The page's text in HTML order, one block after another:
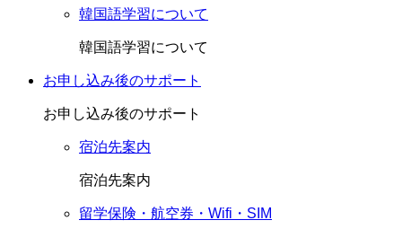
韓国語学習について
韓国語学習について
お申し込み後のサポート
お申し込み後のサポート
宿泊先案内
宿泊先案内
留学保険・航空券・Wifi・SIM